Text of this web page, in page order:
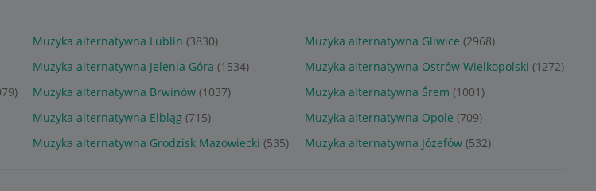
Muzyka alternatywna Lublin (3830) Muzyka alternatywna Gliwice (2968)
Muzyka alternatywna Jelenia Góra (1534) Muzyka alternatywna Ostrów Wielkopolski (1272)
Muzyka alternatywna Brwinów (1037) Muzyka alternatywna Śrem (1001)
Muzyka alternatywna Elbląg (715) Muzyka alternatywna Opole (709)
Muzyka alternatywna Grodzisk Mazowiecki (535) Muzyka alternatywna Józefów (532)